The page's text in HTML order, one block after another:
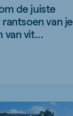
de juiste
van je
van vit...